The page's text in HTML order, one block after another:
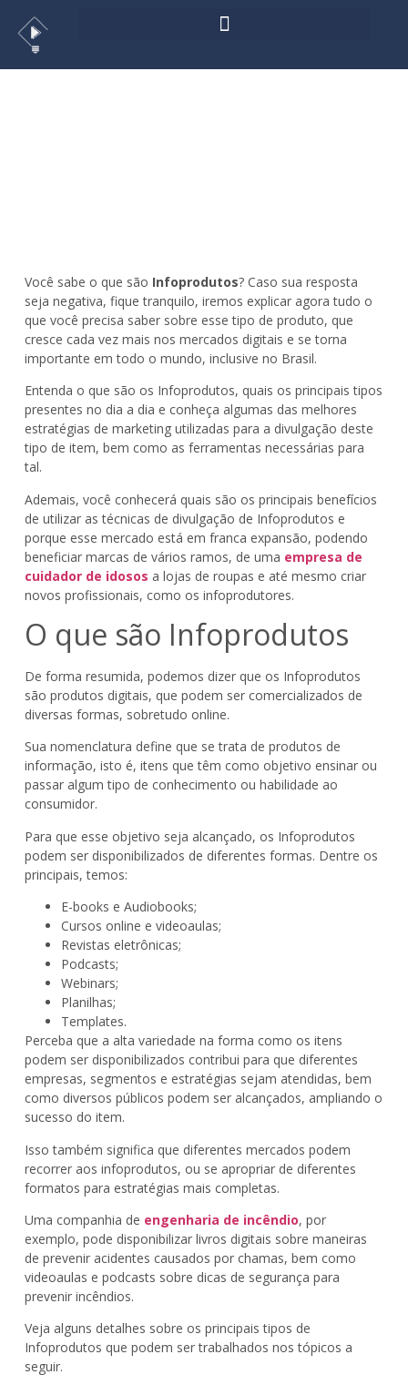
Você sabe o que são Infoprodutos? Caso sua resposta
seja negativa, fique tranquilo, iremos explicar agora tudo o
que você precisa saber sobre esse tipo de produto, que
cresce cada vez mais nos mercados digitais e se torna
importante em todo o mundo, inclusive no Brasil.
Entenda o que são os Infoprodutos, quais os principais tipos
presentes no dia a dia e conheça algumas das melhores
estratégias de marketing utilizadas para a divulgação deste
tipo de item, bem como as ferramentas necessárias para
tal.
Ademais, você conhecerá quais são os principais benefícios
de utilizar as técnicas de divulgação de Infoprodutos e
porque esse mercado está em franca expansão, podendo
beneficiar marcas de vários ramos, de uma empresa de
cuidador de idosos a lojas de roupas e até mesmo criar
novos profissionais, como os infoprodutores.
O que são Infoprodutos
De forma resumida, podemos dizer que os Infoprodutos
são produtos digitais, que podem ser comercializados de
diversas formas, sobretudo online.
Sua nomenclatura define que se trata de produtos de
informação, isto é, itens que têm como objetivo ensinar ou
passar algum tipo de conhecimento ou habilidade ao
consumidor.
Para que esse objetivo seja alcançado, os Infoprodutos
podem ser disponibilizados de diferentes formas. Dentre os
principais, temos:
E-books e Audiobooks;
Cursos online e videoaulas;
Revistas eletrônicas;
Podcasts;
Webinars;
Planilhas;
Templates.
Perceba que a alta variedade na forma como os itens
podem ser disponibilizados contribui para que diferentes
empresas, segmentos e estratégias sejam atendidas, bem
como diversos públicos podem ser alcançados, ampliando o
sucesso do item.
Isso também significa que diferentes mercados podem
recorrer aos infoprodutos, ou se apropriar de diferentes
formatos para estratégias mais completas.
Uma companhia de engenharia de incêndio, por
exemplo, pode disponibilizar livros digitais sobre maneiras
de prevenir acidentes causados por chamas, bem como
videoaulas e podcasts sobre dicas de segurança para
prevenir incêndios.
Veja alguns detalhes sobre os principais tipos de
Infoprodutos que podem ser trabalhados nos tópicos a
seguir.